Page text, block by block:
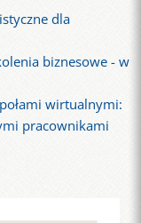
dla
biznesowe - w
wirtualnymi:
pracownikami